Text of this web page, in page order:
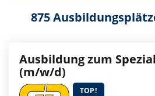
875
Ausbildung zum
(m/w/d)
TOP!